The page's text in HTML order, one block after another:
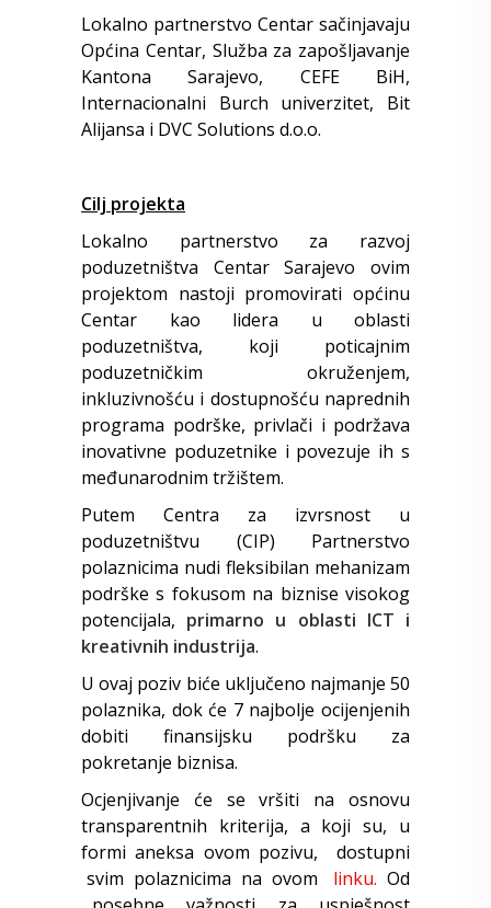
Lokalno partnerstvo Centar sačinjavaju
Općina Centar, Služba za zapošljavanje
Kantona Sarajevo, CEFE BiH,
Internacionalni Burch univerzitet, Bit
Alijansa i DVC Solutions d.o.o.
Cilj projekta
Lokalno partnerstvo za razvoj
poduzetništva Centar Sarajevo ovim
projektom nastoji promovirati općinu
Centar kao lidera u oblasti
poduzetništva, koji poticajnim
poduzetničkim okruženjem,
inkluzivnošću i dostupnošću naprednih
programa podrške, privlači i podržava
inovativne poduzetnike i povezuje ih s
međunarodnim tržištem.
Putem Centra za izvrsnost u
poduzetništvu (CIP) Partnerstvo
polaznicima nudi fleksibilan mehanizam
podrške s fokusom na biznise visokog
potencijala, primarno u oblasti ICT i
kreativnih industrija.
U ovaj poziv biće uključeno najmanje 50
polaznika, dok će 7 najbolje ocijenjenih
dobiti finansijsku podršku za
pokretanje biznisa.
Ocjenjivanje će se vršiti na osnovu
transparentnih kriterija, a koji su, u
formi aneksa ovom pozivu, dostupni
svim polaznicima na ovom linku. Od